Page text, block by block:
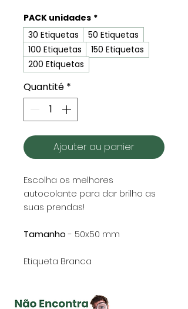
PACK unidades *
30 Etiquetas
50 Etiquetas
100 Etiquetas
150 Etiquetas
200 Etiquetas
Quantité *
Ajouter au panier
Escolha os melhores
autocolante para dar brilho as
suas prendas!
Tamanho- 50x50 mm
Etiqueta Branca